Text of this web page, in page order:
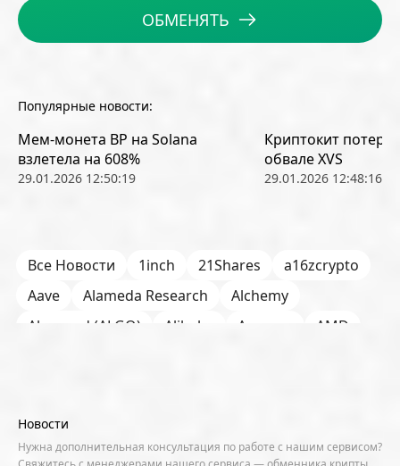
ОБМЕНЯТЬ
Популярные новости:
Мем-монета BP на Solana
взлетела на 608%
29.01.2026 12:50:19
Криптокит
обвале XVS
29.01.2026 12:48:16
Все Новости 1inch 21Shares
a16zcrypto
Aave
Alameda Research
Alchemy
Algorand (ALGO)
Alibaba Amazon
AMD
Aster
Binance
BIS Bitcoin Core Bitcoin Pizza Day
Новости
Нужна дополнительная консультация по работе с нашим сервисом?